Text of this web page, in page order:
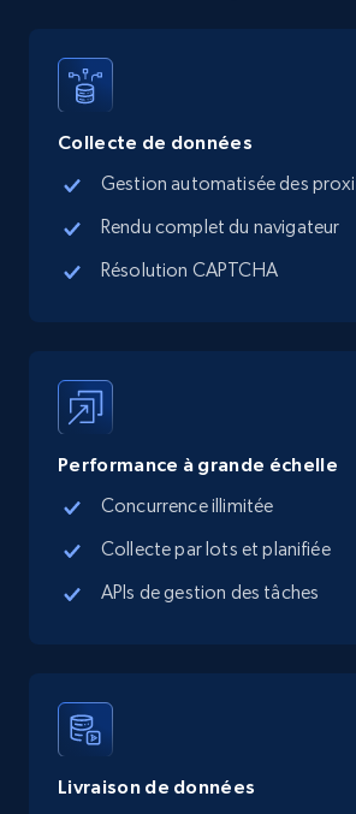
Collecte de données
Gestion automatisée des
Rendu complet du navigateur
Résolution CAPTCHA
Performance à grande échelle
Concurrence illimitée
Collecte par lots et planifiée
APIs de gestion des tâches
Livraison de données